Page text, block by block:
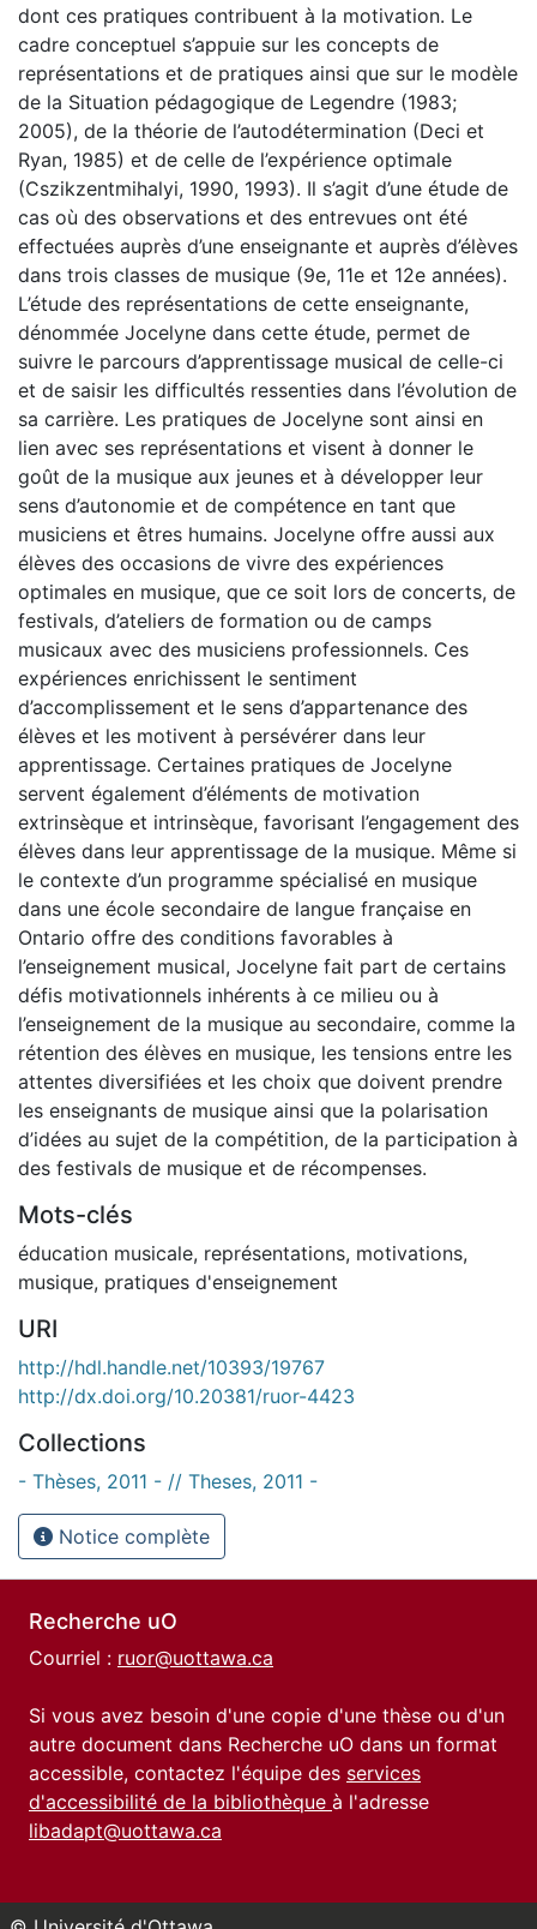
dont ces pratiques contribuent à la motivation. Le
cadre conceptuel s’appuie sur les concepts de
représentations et de pratiques ainsi que sur le modèle
de la Situation pédagogique de Legendre (1983;
2005), de la théorie de l’autodétermination (Deci et
Ryan, 1985) et de celle de l’expérience optimale
(Cszikzentmihalyi, 1990, 1993). Il s’agit d’une étude de
cas où des observations et des entrevues ont été
effectuées auprès d’une enseignante et auprès d’élèves
dans trois classes de musique (9e, 11e et 12e années).
L’étude des représentations de cette enseignante,
dénommée Jocelyne dans cette étude, permet de
suivre le parcours d’apprentissage musical de celle-ci
et de saisir les difficultés ressenties dans l’évolution de
sa carrière. Les pratiques de Jocelyne sont ainsi en
lien avec ses représentations et visent à donner le
goût de la musique aux jeunes et à développer leur
sens d’autonomie et de compétence en tant que
musiciens et êtres humains. Jocelyne offre aussi aux
élèves des occasions de vivre des expériences
optimales en musique, que ce soit lors de concerts, de
festivals, d’ateliers de formation ou de camps
musicaux avec des musiciens professionnels. Ces
expériences enrichissent le sentiment
d’accomplissement et le sens d’appartenance des
élèves et les motivent à persévérer dans leur
apprentissage. Certaines pratiques de Jocelyne
servent également d’éléments de motivation
extrinsèque et intrinsèque, favorisant l’engagement des
élèves dans leur apprentissage de la musique. Même si
le contexte d’un programme spécialisé en musique
dans une école secondaire de langue française en
Ontario offre des conditions favorables à
l’enseignement musical, Jocelyne fait part de certains
défis motivationnels inhérents à ce milieu ou à
l’enseignement de la musique au secondaire, comme la
rétention des élèves en musique, les tensions entre les
attentes diversifiées et les choix que doivent prendre
les enseignants de musique ainsi que la polarisation
d’idées au sujet de la compétition, de la participation à
des festivals de musique et de récompenses.
Mots-clés
éducation musicale, représentations, motivations,
musique, pratiques d'enseignement
URI
http://hdl.handle.net/10393/19767
http://dx.doi.org/10.20381/ruor-4423
Collections
- Thèses, 2011 - // Theses, 2011 -
Notice complète
Recherche uO
Courriel : ruor@uottawa.ca
Si vous avez besoin d'une copie d'une thèse ou d'un
autre document dans Recherche uO dans un format
accessible, contactez l'équipe des services
d'accessibilité de la bibliothèque à l'adresse
libadapt@uottawa.ca